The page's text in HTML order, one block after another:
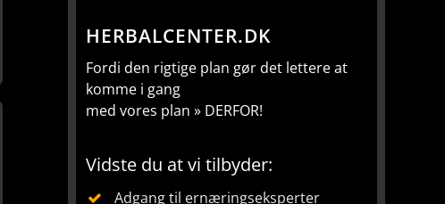
HERBALCENTER.DK
Fordi den rigtige plan gør det lettere at
komme i gang
med vores plan » DERFOR!
Vidste du at vi tilbyder:
Adgang til ernæringseksperter